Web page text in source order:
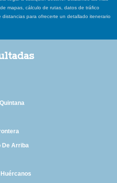
mapas, cálculo de rutas, datos de tráfico
para ofrecerte un detallado itenerario
Quintana
De Arriba
Huércanos